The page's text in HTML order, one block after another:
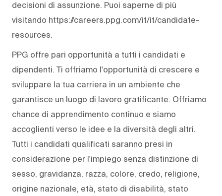
decisioni di assunzione. Puoi saperne di più
visitando https://careers.ppg.com/it/it/candidate-
resources.
PPG offre pari opportunità a tutti i candidati e
dipendenti. Ti offriamo l'opportunità di crescere e
sviluppare la tua carriera in un ambiente che
garantisce un luogo di lavoro gratificante. Offriamo
chance di apprendimento continuo e siamo
accoglienti verso le idee e la diversità degli altri.
Tutti i candidati qualificati saranno presi in
considerazione per l'impiego senza distinzione di
sesso, gravidanza, razza, colore, credo, religione,
origine nazionale, età, stato di disabilità, stato